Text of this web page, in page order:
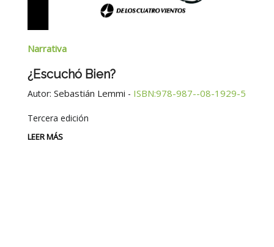
Narrativa
¿Escuchó Bien?
Autor: Sebastián Lemmi - ISBN:978-987--08-1929-5
Tercera edición
LEER MÁS